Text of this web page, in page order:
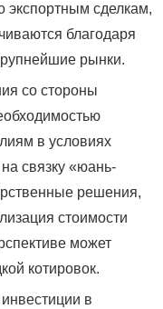
экспортным сделкам,
благодаря
рынки.
со стороны
в условиях
связку «юань-
решения,
стоимости
может
котировок.
в